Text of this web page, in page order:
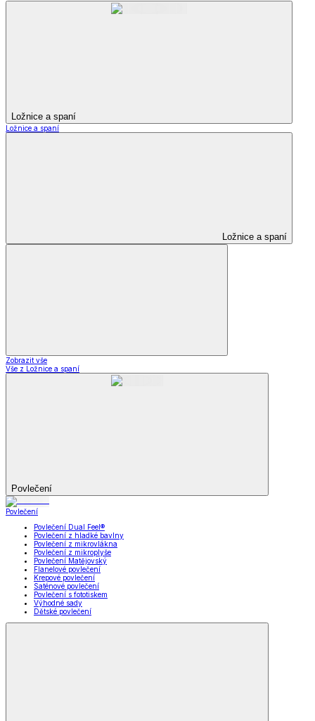
Ložnice a spaní
Ložnice a spaní
Ložnice a spaní
Zobrazit vše
Vše z Ložnice a spaní
Povlečení
Povlečení
Povlečení Dual Feel®
Povlečení z hladké bavlny
Povlečení z mikrovlákna
Povlečení z mikroplyše
Povlečení Matějovský
Flanelové povlečení
Krepové povlečení
Saténové povlečení
Povlečení s fototiskem
Výhodné sady
Dětské povlečení